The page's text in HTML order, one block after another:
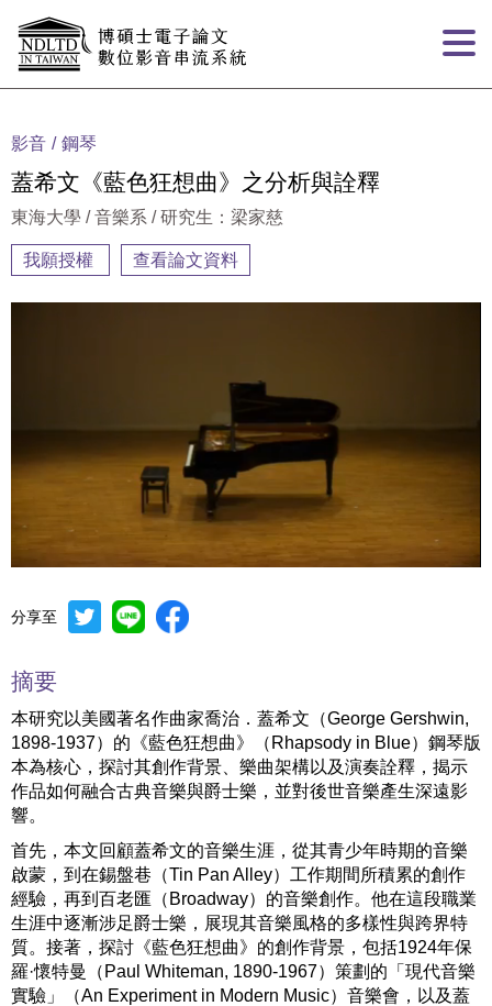
影音 鋼琴
蓋希文《藍色狂想曲》之分析與詮釋
東海大學 / 音樂系 / 研究生：梁家慈
我願授權 查看論文資料
分享至
摘要
本研究以美國著名作曲家喬治．蓋希文（George Gershwin,
1898-1937）的《藍色狂想曲》（Rhapsody in Blue）鋼琴版
本為核心，探討其創作背景、樂曲架構以及演奏詮釋，揭示
作品如何融合古典音樂與爵士樂，並對後世音樂產生深遠影
響。
首先，本文回顧蓋希文的音樂生涯，從其青少年時期的音樂
啟蒙，到在錫盤巷（Tin Pan Alley）工作期間所積累的創作
經驗，再到百老匯（Broadway）的音樂創作。他在這段職業
生涯中逐漸涉足爵士樂，展現其音樂風格的多樣性與跨界特
質。接著，探討《藍色狂想曲》的創作背景，包括1924年保
羅·懷特曼（Paul Whiteman, 1890-1967）策劃的「現代音樂
實驗」（An Experiment in Modern Music）音樂會，以及蓋